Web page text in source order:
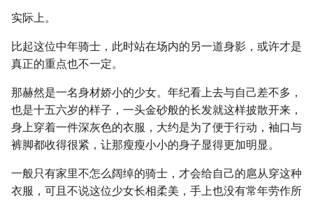
实际上。
比起这位中年骑士，此时站在场内的另一道身影，或许才是
真正的重点也不一定。
那赫然是一名身材娇小的少女。年纪看上去与自己差不多，
也是十五六岁的样子，一头金砂般的长发就这样披散开来，
身上穿着一件深灰色的衣服，大约是为了便于行动，袖口与
裤脚都收得很紧，让那瘦瘦小小的身子显得更加明显。
一般只有家里不怎么阔绰的骑士，才会给自己的扈从穿这种
衣服，可且不说这位少女长相柔美，手上也没有常年劳作所